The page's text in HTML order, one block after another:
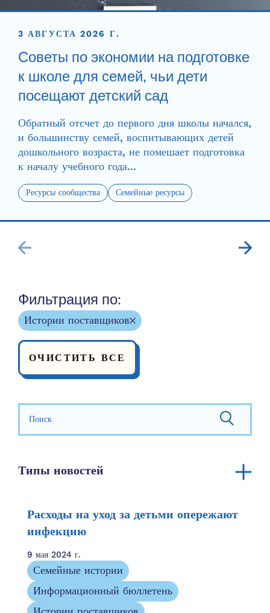
3 АВГУСТА 2026 Г.
Советы по экономии на подготовке
к школе для семей, чьи дети
посещают детский сад
Обратный отсчет до первого дня школы начался,
и большинству семей, воспитывающих детей
дошкольного возраста, не помешает подготовка
к началу учебного года...
Ресурсы сообщества Семейные ресурсы
Фильтрация по:
Истории поставщиков
ОЧИСТИТЬ ВСЕ
Искать:
Типы новостей
Годовой отчет
Ресурсы сообщества
Семейные истории
Упоминание в СМИ
Информационный бюллетень
Расходы на уход за детьми опережают
инфекцию
9 мая 2024 г.
Семейные истории
Информационный бюллетень